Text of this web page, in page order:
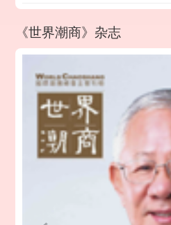
《世界潮商》杂志